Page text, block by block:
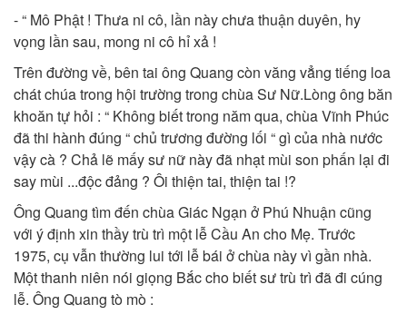
- “ Mô Phật ! Thưa ni cô, lần này chưa thuận duyên, hy
vọng lần sau, mong ni cô hỉ xả !
Trên đường về, bên tai ông Quang còn văng vẳng tiếng loa
chát chúa trong hội trường trong chùa Sư Nữ.Lòng ông băn
khoăn tự hỏi : “ Không biết trong năm qua, chùa Vĩnh Phúc
đã thi hành đúng “ chủ trương đường lối “ gì của nhà nước
vậy cà ? Chả lẽ mấy sư nữ này đã nhạt mùi son phấn lại đi
say mùi ...độc đảng ? Ôi thiện tai, thiện tai !?
Ông Quang tìm đến chùa Giác Ngạn ở Phú Nhuận cũng
với ý định xin thầy trù trì một lễ Cầu An cho Mẹ. Trước
1975, cụ vẫn thường lui tới lễ bái ở chùa này vì gần nhà.
Một thanh niên nói giọng Bắc cho biết sư trù trì đã đi cúng
lễ. Ông Quang tò mò :